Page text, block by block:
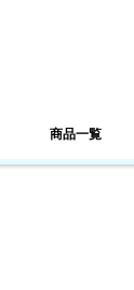
商品一覧